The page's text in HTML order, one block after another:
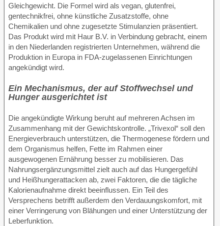
Gleichgewicht. Die Formel wird als vegan, glutenfrei,
gentechnikfrei, ohne künstliche Zusatzstoffe, ohne
Chemikalien und ohne zugesetzte Stimulanzien präsentiert.
Das Produkt wird mit Haur B.V. in Verbindung gebracht, einem
in den Niederlanden registrierten Unternehmen, während die
Produktion in Europa in FDA-zugelassenen Einrichtungen
angekündigt wird.
Ein Mechanismus, der auf Stoffwechsel und
Hunger ausgerichtet ist
Die angekündigte Wirkung beruht auf mehreren Achsen im
Zusammenhang mit der Gewichtskontrolle. „Trivexol“ soll den
Energieverbrauch unterstützen, die Thermogenese fördern und
dem Organismus helfen, Fette im Rahmen einer
ausgewogenen Ernährung besser zu mobilisieren. Das
Nahrungsergänzungsmittel zielt auch auf das Hungergefühl
und Heißhungerattacken ab, zwei Faktoren, die die tägliche
Kalorienaufnahme direkt beeinflussen. Ein Teil des
Versprechens betrifft außerdem den Verdauungskomfort, mit
einer Verringerung von Blähungen und einer Unterstützung der
Leberfunktion.